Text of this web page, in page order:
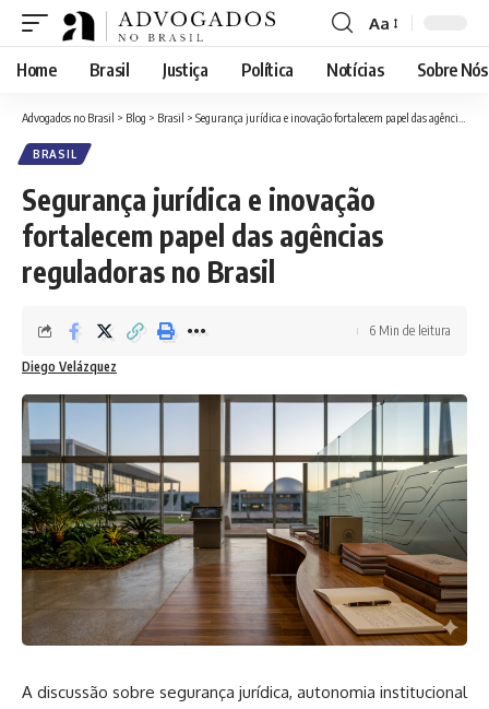
Font
Resizer
Aa
Home Brasil Justiça Política Notícias Sobre Nós
Advogados no Brasil > Blog > Brasil > Segurança jurídica e inovação fortalecem papel das agências reguladoras no Brasil
BRASIL
Segurança jurídica e inovação
fortalecem papel das agências
reguladoras no Brasil
Diego Velázquez
6 Min de leitura
A discussão sobre segurança jurídica, autonomia institucional